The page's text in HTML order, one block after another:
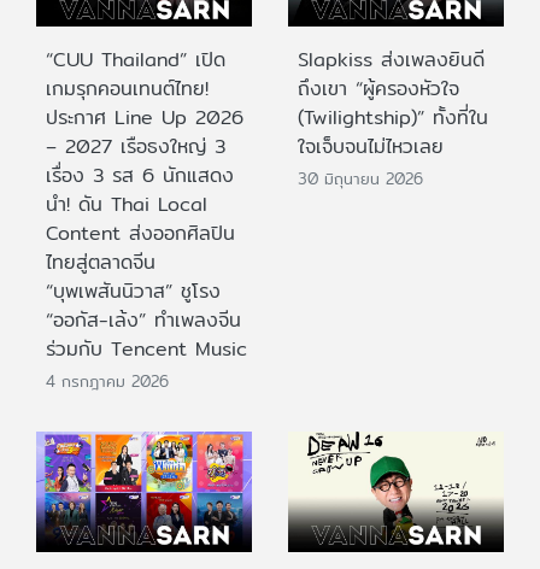
“CUU Thailand” เปิด
เกมรุกคอนเทนต์ไทย!
ประกาศ Line Up 2026
– 2027 เรือธงใหญ่ 3
เรื่อง 3 รส 6 นักแสดง
นำ! ดัน Thai Local
Content ส่งออกศิลปิน
ไทยสู่ตลาดจีน
“บุพเพสันนิวาส” ชูโรง
“ออกัส-เล้ง” ทำเพลงจีน
ร่วมกับ Tencent Music
4 กรกฎาคม 2026
Slapkiss ส่งเพลงยินดี
ถึงเขา “ผู้ครองหัวใจ
(Twilightship)” ทั้งที่ใน
ใจเจ็บจนไม่ไหวเลย
30 มิถุนายน 2026